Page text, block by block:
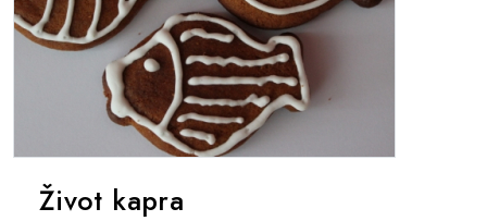
Život kapra